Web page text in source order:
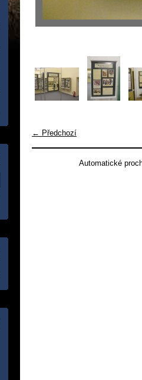
← Předchozí
Automatické